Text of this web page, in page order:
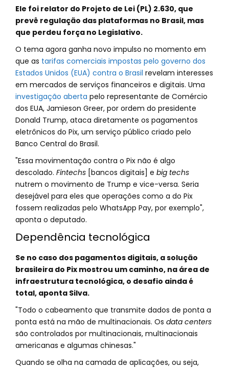
Ele foi relator do Projeto de Lei (PL) 2.630, que
prevê regulação das plataformas no Brasil, mas
que perdeu força no Legislativo.
O tema agora ganha novo impulso no momento em
que as tarifas comerciais impostas pelo governo dos
Estados Unidos (EUA) contra o Brasil revelam interesses
em mercados de serviços financeiros e digitais. Uma
investigação aberta pelo representante de Comércio
dos EUA, Jamieson Greer, por ordem do presidente
Donald Trump, ataca diretamente os pagamentos
eletrônicos do Pix, um serviço público criado pelo
Banco Central do Brasil.
"Essa movimentação contra o Pix não é algo
descolado. Fintechs [bancos digitais] e big techs
nutrem o movimento de Trump e vice-versa. Seria
desejável para eles que operações como a do Pix
fossem realizadas pelo WhatsApp Pay, por exemplo",
aponta o deputado.
Dependência tecnológica
Se no caso dos pagamentos digitais, a solução
brasileira do Pix mostrou um caminho, na área de
infraestrutura tecnológica, o desafio ainda é
total, aponta Silva.
"Todo o cabeamento que transmite dados de ponta a
ponta está na mão de multinacionais. Os data centers
são controlados por multinacionais, multinacionais
americanas e algumas chinesas."
Quando se olha na camada de aplicações, ou seja,